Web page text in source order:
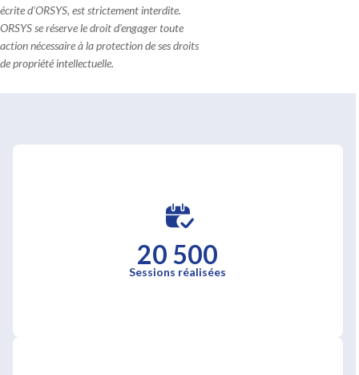
écrite d'ORSYS, est strictement interdite.
ORSYS se réserve le droit d'engager toute
action nécessaire à la protection de ses droits
de propriété intellectuelle.
20 500
Sessions réalisées